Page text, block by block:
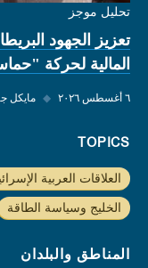
تحليل موجز
تعزيز الجهود
المالية لحركة
٦ أغسطس ٢٠٢٦ ◆ مايكل
TOPICS
العلاقات العربية
الخليج وسياسة الطاقة
المناطق والبلدان